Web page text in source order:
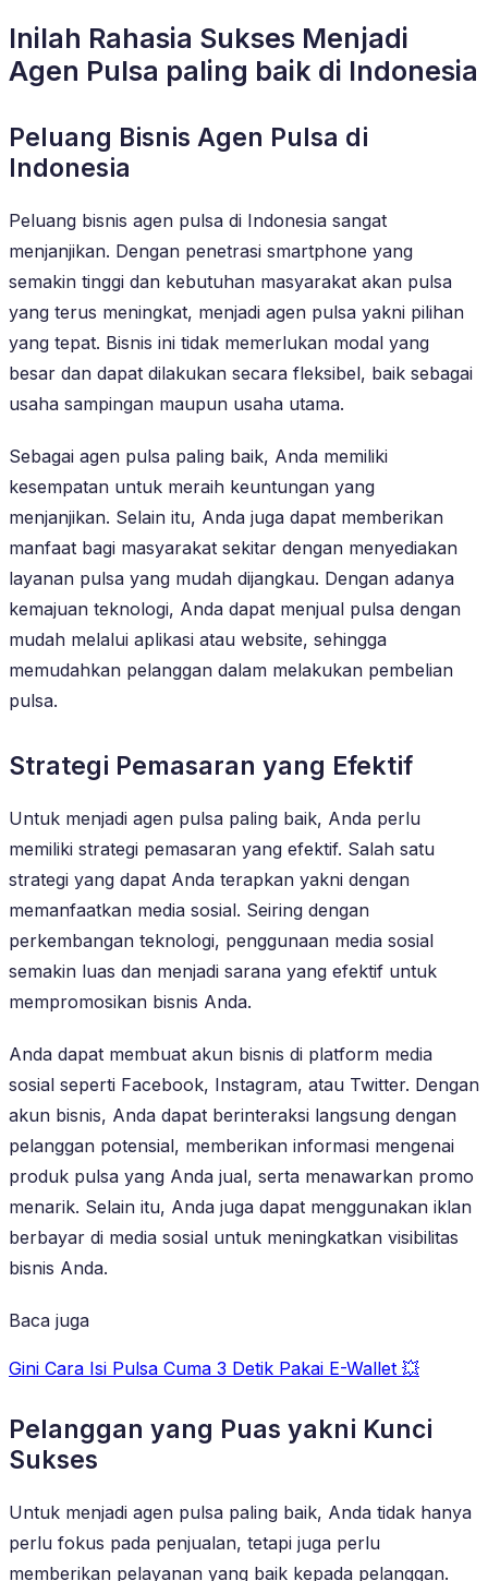
Inilah Rahasia Sukses Menjadi
Agen Pulsa paling baik di Indonesia
Peluang Bisnis Agen Pulsa di
Indonesia
Peluang bisnis agen pulsa di Indonesia sangat
menjanjikan. Dengan penetrasi smartphone yang
semakin tinggi dan kebutuhan masyarakat akan pulsa
yang terus meningkat, menjadi agen pulsa yakni pilihan
yang tepat. Bisnis ini tidak memerlukan modal yang
besar dan dapat dilakukan secara fleksibel, baik sebagai
usaha sampingan maupun usaha utama.
Sebagai agen pulsa paling baik, Anda memiliki
kesempatan untuk meraih keuntungan yang
menjanjikan. Selain itu, Anda juga dapat memberikan
manfaat bagi masyarakat sekitar dengan menyediakan
layanan pulsa yang mudah dijangkau. Dengan adanya
kemajuan teknologi, Anda dapat menjual pulsa dengan
mudah melalui aplikasi atau website, sehingga
memudahkan pelanggan dalam melakukan pembelian
pulsa.
Strategi Pemasaran yang Efektif
Untuk menjadi agen pulsa paling baik, Anda perlu
memiliki strategi pemasaran yang efektif. Salah satu
strategi yang dapat Anda terapkan yakni dengan
memanfaatkan media sosial. Seiring dengan
perkembangan teknologi, penggunaan media sosial
semakin luas dan menjadi sarana yang efektif untuk
mempromosikan bisnis Anda.
Anda dapat membuat akun bisnis di platform media
sosial seperti Facebook, Instagram, atau Twitter. Dengan
akun bisnis, Anda dapat berinteraksi langsung dengan
pelanggan potensial, memberikan informasi mengenai
produk pulsa yang Anda jual, serta menawarkan promo
menarik. Selain itu, Anda juga dapat menggunakan iklan
berbayar di media sosial untuk meningkatkan visibilitas
bisnis Anda.
Baca juga
Gini Cara Isi Pulsa Cuma 3 Detik Pakai E-Wallet 💥
Pelanggan yang Puas yakni Kunci
Sukses
Untuk menjadi agen pulsa paling baik, Anda tidak hanya
perlu fokus pada penjualan, tetapi juga perlu
memberikan pelayanan yang baik kepada pelanggan.